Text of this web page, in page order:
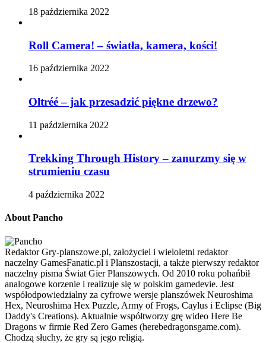
18 października 2022
Roll Camera! – światła, kamera, kości!
16 października 2022
Oltréé – jak przesadzić piękne drzewo?
11 października 2022
Trekking Through History – zanurzmy się w
strumieniu czasu
4 października 2022
About Pancho
Redaktor Gry-planszowe.pl, założyciel i wieloletni redaktor
naczelny GamesFanatic.pl i Planszostacji, a także pierwszy redaktor
naczelny pisma Świat Gier Planszowych. Od 2010 roku pohańbił
analogowe korzenie i realizuje się w polskim gamedevie. Jest
współodpowiedzialny za cyfrowe wersje planszówek Neuroshima
Hex, Neuroshima Hex Puzzle, Army of Frogs, Caylus i Eclipse (Big
Daddy's Creations). Aktualnie współtworzy grę wideo Here Be
Dragons w firmie Red Zero Games (herebedragonsgame.com).
Chodzą słuchy, że gry są jego religią.